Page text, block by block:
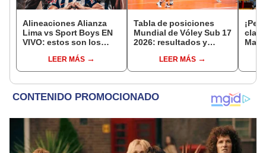
Alineaciones Alianza
Lima vs Sport Boys EN
VIVO: estos son los
de hoy por el Torneo
Clausura de la Liga 1
LEER MÁS
Tabla de posiciones
Mundial de Vóley Sub 17
2026: resultados y
de gruposLEER MÁS